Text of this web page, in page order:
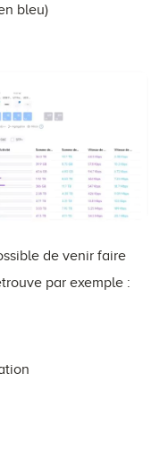
bleu)
de venir faire
par exemple :